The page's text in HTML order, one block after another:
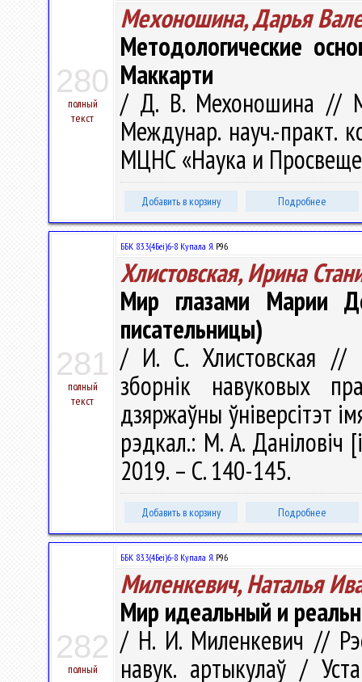
280
полный
текст
Мехоношина, Дарья
Методологические
Маккарти
/ Д. В. Мехоношина //
Междунар. науч.-практ.
МЦНС «Наука и
Добавить в корзину Подробнее
281
полный
текст
ББК 83.3(4Беі)6-8 Купала Я.Р96
Хлистовская, Ирина
Мир глазами Марии
писательницы)
/ И. С. Хлистовская //
зборнік навуковых
дзяржаўны ўніверсітэт
рэдкал.: М. А. Даніловіч
2019. – С. 140-145.
Добавить в корзину Подробнее
282
полный
ББК 83.3(4Беі)6-8 Купала Я.Р96
Миленкевич, Наталья
Мир идеальный и
/ Н. И. Миленкевич //
навук. артыкулаў /